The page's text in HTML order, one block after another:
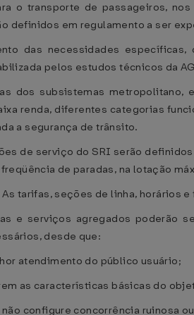
o transporte de passageiros,
definidos em regulamento a ser
das necessidades
pelos estudos técnicos da
dos subsistemas metropolitano,
renda, diferentes categorias
a segurança de trânsito.
de serviço do SRI serão
de paradas, na lotação
tarifas, seções de linha, horários
e serviços agregados poderão
desde que:
atendimento do público usuário;
as características básicas do
configure concorrência ruinosa